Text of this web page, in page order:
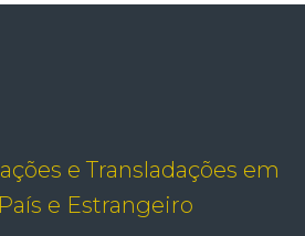
e Transladações em
e Estrangeiro